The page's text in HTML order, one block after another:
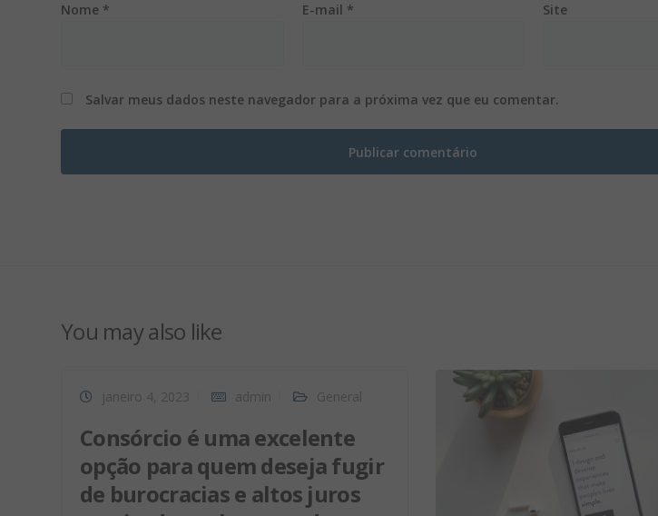
Nome * E-mail * Site
Salvar meus dados neste navegador para a próxima vez que eu comentar.
You may also like
janeiro 4, 2023 admin General
Consórcio é uma excelente
opção para quem deseja fugir
de burocracias e altos juros